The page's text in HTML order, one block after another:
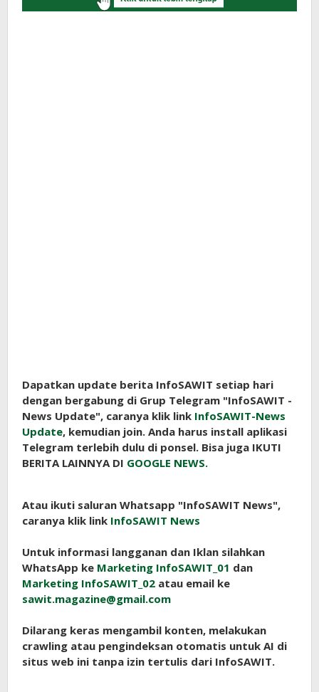
Dapatkan update berita InfoSAWIT setiap hari
dengan bergabung di Grup Telegram "InfoSAWIT -
News Update", caranya klik link InfoSAWIT-News
Update, kemudian join. Anda harus install aplikasi
Telegram terlebih dulu di ponsel. Bisa juga IKUTI
BERITA LAINNYA DI GOOGLE NEWS.
Atau ikuti saluran Whatsapp "InfoSAWIT News",
caranya klik link InfoSAWIT News
Untuk informasi langganan dan Iklan silahkan
WhatsApp ke Marketing InfoSAWIT_01 dan
Marketing InfoSAWIT_02 atau email ke
sawit.magazine@gmail.com
Dilarang keras mengambil konten, melakukan
crawling atau pengindeksan otomatis untuk AI di
situs web ini tanpa izin tertulis dari InfoSAWIT.